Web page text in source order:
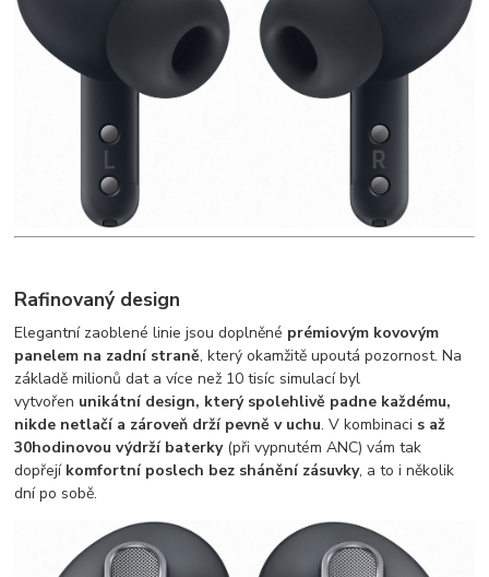
Rafinovaný design
Elegantní zaoblené linie jsou doplněné prémiovým kovovým
panelem na zadní straně, který okamžitě upoutá pozornost. Na
základě milionů dat a více než 10 tisíc simulací byl
vytvořen unikátní design, který spolehlivě padne každému,
nikde netlačí a zároveň drží pevně v uchu. V kombinaci s až
30hodinovou výdrží baterky(při vypnutém ANC) vám tak
dopřejí komfortní poslech bez shánění zásuvky, a to i několik
dní po sobě.